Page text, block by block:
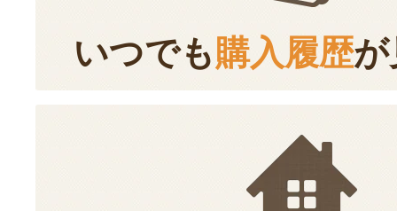
いつでも購入履歴が